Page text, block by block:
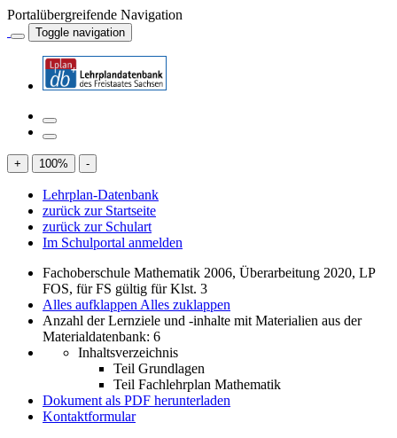
Portalübergreifende Navigation
Toggle navigation
+ 100% -
Lehrplan-Datenbank
zurück zur Startseite
zurück zur Schulart
Im Schulportal anmelden
Fachoberschule Mathematik 2006, Überarbeitung 2020, LP
FOS, für FS gültig für Klst. 3
Alles aufklappen Alles zuklappen
Anzahl der Lernziele und -inhalte mit Materialien aus der
Materialdatenbank: 6
Inhaltsverzeichnis
Teil Grundlagen
Teil Fachlehrplan Mathematik
Dokument als PDF herunterladen
Kontaktformular